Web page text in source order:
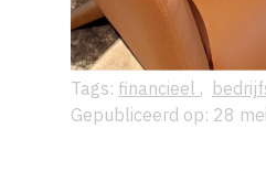
Tags: financieel ,
Gepubliceerd op: 28